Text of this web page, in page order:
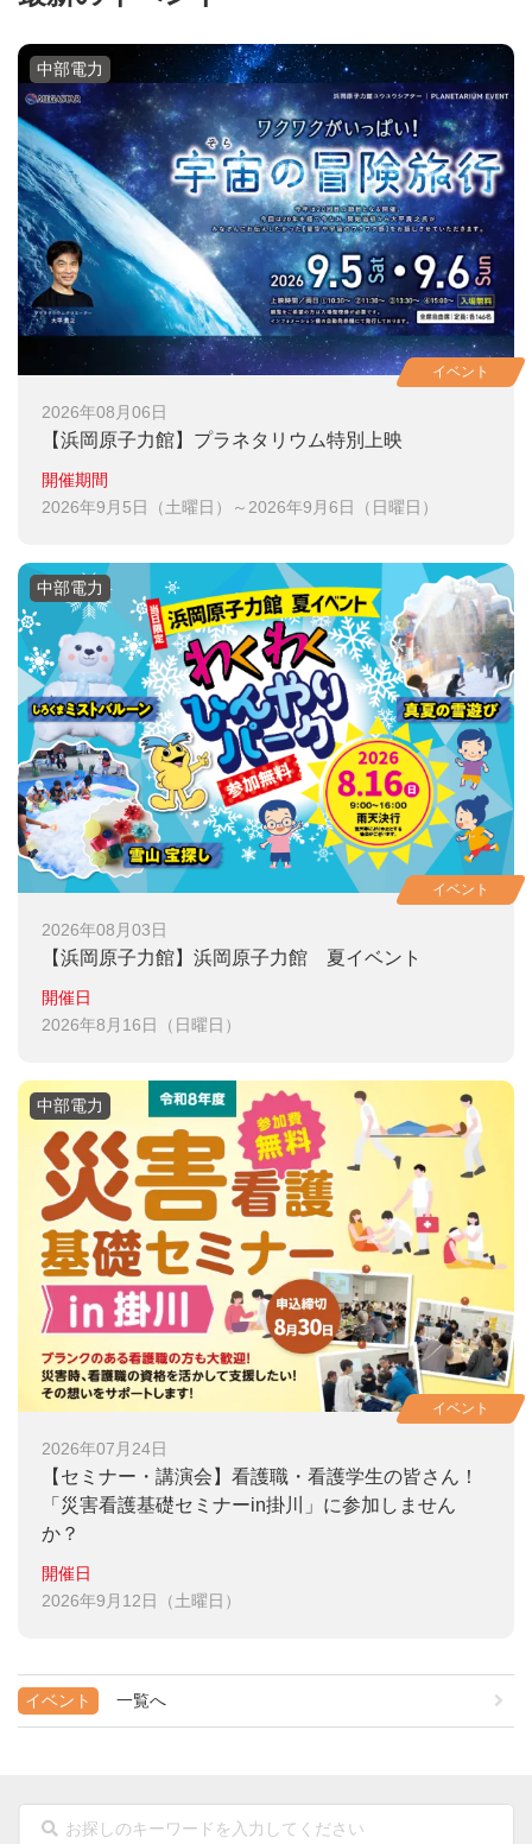
2026年08月06日
【浜岡原子力館】 プラネタリウム特別上映
開催期間
2026年9月5日（土曜日）～2026年9月6日（日曜日）
イベント
中部電力
2026年08月03日
【浜岡原子力館】 浜岡原子力館 夏イベント
開催日
2026年8月16日（日曜日）
イベント
中部電力
2026年07月24日
【セミナー・講演会】 看護職・看護学生の皆さん！
「災害看護基礎セミナーin掛川」に参加しません
か？
開催日
2026年9月12日（土曜日）
イベント
中部電力
イベント 一覧へ